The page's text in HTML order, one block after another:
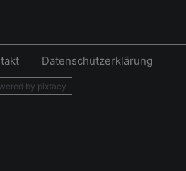
Datenschutzerklärung
by pixtacy